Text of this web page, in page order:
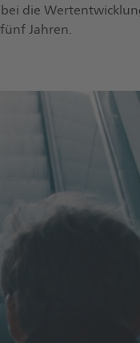
die
Jahren.